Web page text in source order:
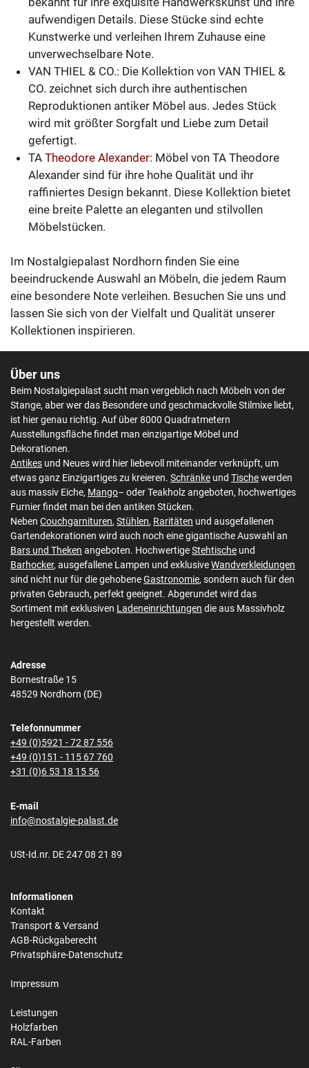
aufwendigen Details. Diese Stücke sind echte
Kunstwerke und verleihen Ihrem Zuhause eine
unverwechselbare Note.
VAN THIEL & CO.: Die Kollektion von VAN THIEL &
CO. zeichnet sich durch ihre authentischen
Reproduktionen antiker Möbel aus. Jedes Stück
wird mit größter Sorgfalt und Liebe zum Detail
gefertigt.
TA Theodore Alexander: Möbel von TA Theodore
Alexander sind für ihre hohe Qualität und ihr
raffiniertes Design bekannt. Diese Kollektion bietet
eine breite Palette an eleganten und stilvollen
Möbelstücken.
Im Nostalgiepalast Nordhorn finden Sie eine
beeindruckende Auswahl an Möbeln, die jedem Raum
eine besondere Note verleihen. Besuchen Sie uns und
lassen Sie sich von der Vielfalt und Qualität unserer
Kollektionen inspirieren.
Über uns
Beim Nostalgiepalast sucht man vergeblich nach Möbeln von der
Stange, aber wer das Besondere und geschmackvolle Stilmixe liebt,
ist hier genau richtig. Auf über 8000 Quadratmetern
Ausstellungsfläche findet man einzigartige Möbel und
Dekorationen.
Antikes und Neues wird hier liebevoll miteinander verknüpft, um
etwas ganz Einzigartiges zu kreieren. Schränke und Tischewerden
aus massiv Eiche, Mango– oder Teakholz angeboten, hochwertiges
Furnier findet man bei den antiken Stücken.
Neben Couchgarnituren, Stühlen, Raritäten und ausgefallenen
Gartendekorationen wird auch noch eine gigantische Auswahl an
Bars und Theken angeboten. HochwertigeStehtische und
Barhocker, ausgefallene Lampen und exklusiveWandverkleidungen
sind nicht nur für die gehobeneGastronomie, sondern auch für den
privaten Gebrauch, perfekt geeignet. Abgerundet wird das
Sortiment mit exklusiven Ladeneinrichtungen die aus Massivholz
hergestellt werden.
Adresse
Bornestraße 15
48529 Nordhorn (DE)
Telefonnummer
+49 (0)5921 - 72 87 556
+49 (0)151 - 115 67 760
+31 (0)6 53 18 15 56
E-mail
info@nostalgie-palast.de
USt-Id.nr. DE 247 08 21 89
Informationen
Kontakt
Transport & Versand
AGB-Rückgaberecht
Privatsphäre-Datenschutz
Impressum
Leistungen
Holzfarben
RAL-Farben